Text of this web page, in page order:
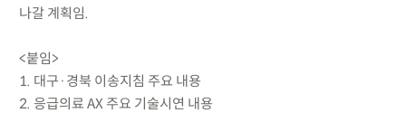
나갈 계획임.
<붙임>
1. 대구·경북 이송지침 주요 내용
2. 응급의료 AX 주요 기술시연 내용